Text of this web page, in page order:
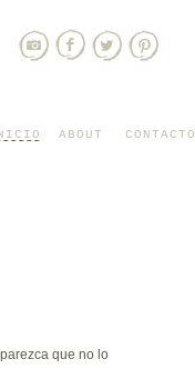
ABOUT CONTACTO
que no lo